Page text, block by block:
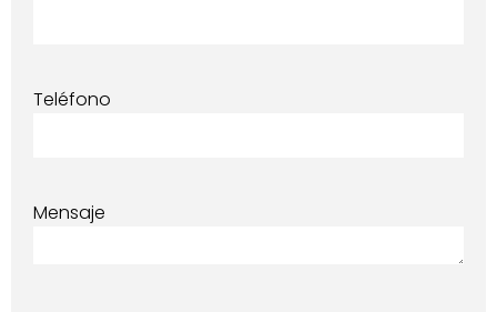
Teléfono
Mensaje